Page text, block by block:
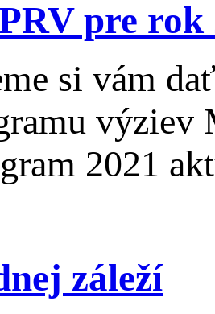
pre rok
si vám
výziev
2021
záleží